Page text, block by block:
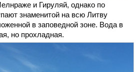
и Гируляй, однако по
знаменитой на всю Литву
в заповедной зоне. Вода в
но прохладная.